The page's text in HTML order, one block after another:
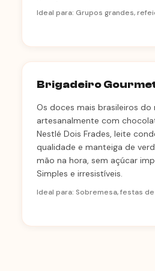
Ideal para: Grupos grandes,
Brigadeiro
Os doces mais brasileiros
artesanalmente com
Nestlé Dois Frades, leite
qualidade e manteiga de
mão na hora, sem açúcar
Simples e irresistíveis.
Ideal para: Sobremesa, festas